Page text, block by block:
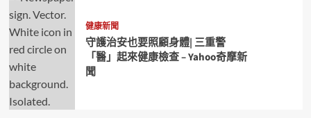
健康新聞
守護治安也要照顧身體| 三重警
「醫」起來健康檢查 – Yahoo奇摩新
聞